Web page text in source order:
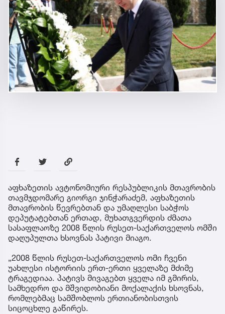
აფხაზეთის ავტონომიური რესპუბლიკის მთავრობის
თავმჯდომარე გიორგი ჯინჭარაძემ, აფხაზეთის
მთავრობის წევრებთან და უმაღლესი საბჭოს
დეპუტატებთან ერთად, მუხათგვერდის ძმათა
სასაფლაოზე 2008 წლის რუსეთ-საქართველოს ომში
დაღუპულთა ხსოვნას პატივი მიაგო.
„2008 წლის რუსეთ-საქართველოს ომი ჩვენი
უახლესი ისტორიის ერთ-ერთი ყველაზე მძიმე
ტრაგედიაა. პატივს მივაგებთ ყველა იმ გმირის,
სამხედრო და მშვიდობიანი მოქალაქის ხსოვნას,
რომლებმაც სამშობლოს ერთიანობისთვის
სიცოცხლე გაწირეს.